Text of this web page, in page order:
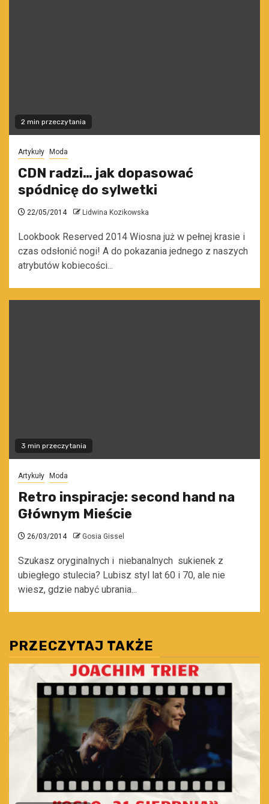
2 min przeczytania
Artykuły Moda
CDN radzi… jak dopasować
spódnicę do sylwetki
22/05/2014 Lidwina Kozikowska
Lookbook Reserved 2014 Wiosna już w pełnej krasie i
czas odsłonić nogi! A do pokazania jednego z naszych
atrybutów kobiecości...
3 min przeczytania
Artykuły Moda
Retro inspiracje: second hand na
Głównym Mieście
26/03/2014 Gosia Gissel
Szukasz oryginalnych i niebanalnych sukienek z
ubiegłego stulecia? Lubisz styl lat 60 i 70, ale nie
wiesz, gdzie nabyć ubrania...
PRZECZYTAJ TAKŻE